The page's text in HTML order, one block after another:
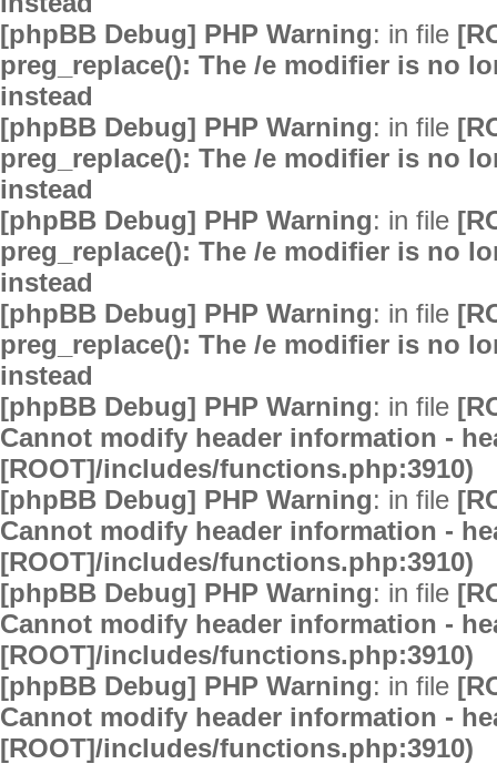
[phpBB Debug] PHP Warning: in file
preg_replace(): The /e modifier is no
instead
[phpBB Debug] PHP Warning: in file
preg_replace(): The /e modifier is no
instead
[phpBB Debug] PHP Warning: in file
preg_replace(): The /e modifier is no
instead
[phpBB Debug] PHP Warning: in file
preg_replace(): The /e modifier is no
instead
[phpBB Debug] PHP Warning: in file
Cannot modify header information -
[ROOT]/includes/functions.php:3910)
[phpBB Debug] PHP Warning: in file
Cannot modify header information -
[ROOT]/includes/functions.php:3910)
[phpBB Debug] PHP Warning: in file
Cannot modify header information -
[ROOT]/includes/functions.php:3910)
[phpBB Debug] PHP Warning: in file
Cannot modify header information -
[ROOT]/includes/functions.php:3910)